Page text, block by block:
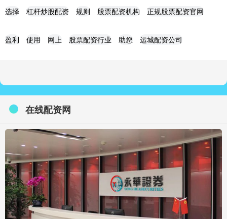
选择 杠杆炒股配资 规则 股票配资机构 正规股票配资官网
盈利 使用 网上 股票配资行业 助您 运城配资公司
在线配资网